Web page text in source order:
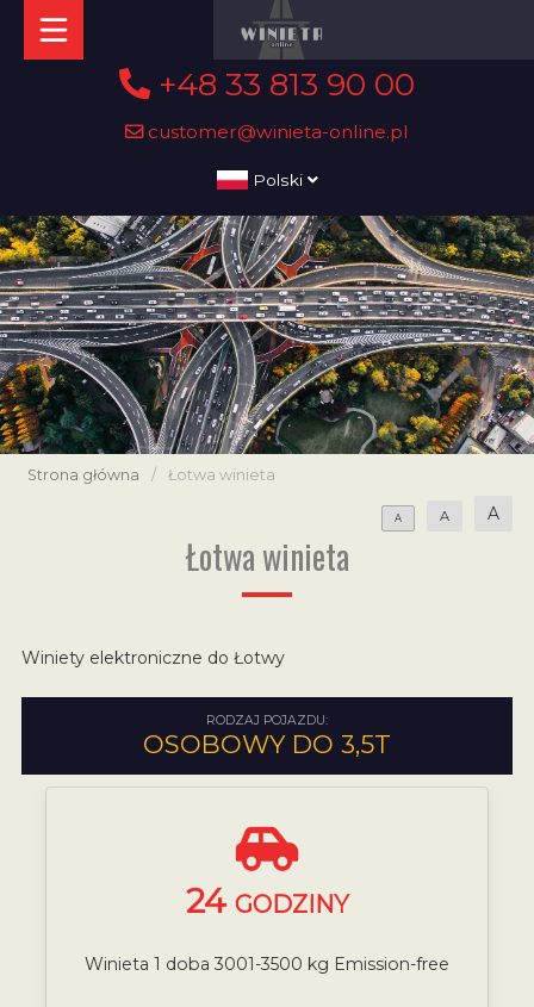
+48 33 813 90 00
customer@winieta-online.pl
Polski
Strona główna / Łotwa winieta
A A A
Łotwa winieta
Winiety elektroniczne do Łotwy
RODZAJ POJAZDU:
OSOBOWY DO 3,5T
24 GODZINY
Winieta 1 doba 3001-3500 kg Emission-free